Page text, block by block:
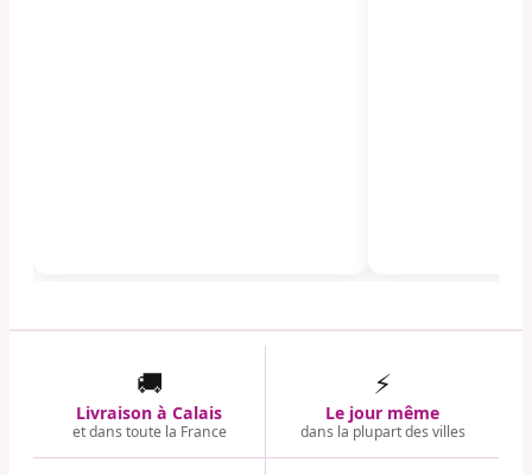
🚚
Livraison à Calais
et dans toute la France
⚡
Le jour même
dans la plupart des villes